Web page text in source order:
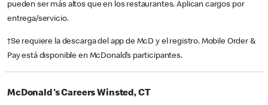
pueden ser más altos que en los restaurantes. Aplican cargos por
entrega/servicio.
†Se requiere la descarga del app de McD y el registro. Mobile Order &
Pay está disponible en McDonald’s participantes.
McDonald's Careers Winsted, CT